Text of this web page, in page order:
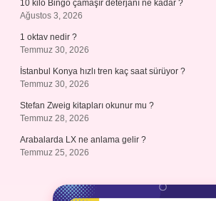
10 kilo Bingo çamaşır deterjanı ne kadar ?
Ağustos 3, 2026
1 oktav nedir ?
Temmuz 30, 2026
İstanbul Konya hızlı tren kaç saat sürüyor ?
Temmuz 30, 2026
Stefan Zweig kitapları okunur mu ?
Temmuz 28, 2026
Arabalarda LX ne anlama gelir ?
Temmuz 25, 2026